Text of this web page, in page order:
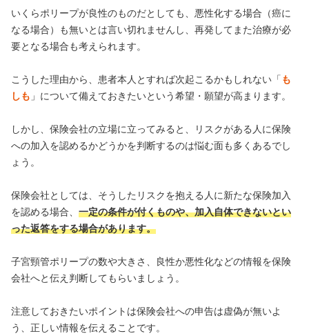
いくらポリープが良性のものだとしても、悪性化する場合（癌に
なる場合）も無いとは言い切れませんし、再発してまた治療が必
要となる場合も考えられます。
こうした理由から、患者本人とすれば次起こるかもしれない「 も
しも 」について備えておきたいという希望・願望が高まります。
しかし、保険会社の立場に立ってみると、リスクがある人に保険
への加入を認めるかどうかを判断するのは悩む面も多くあるでし
ょう。
保険会社としては、そうしたリスクを抱える人に新たな保険加入
を認める場合、 一定の条件が付くものや、加入自体できないとい
った返答をする場合があります。
子宮頸管ポリープの数や大きさ、良性か悪性化などの情報を保険
会社へと伝え判断してもらいましょう。
注意しておきたいポイントは保険会社への申告は虚偽が無いよ
う、正しい情報を伝えることです。